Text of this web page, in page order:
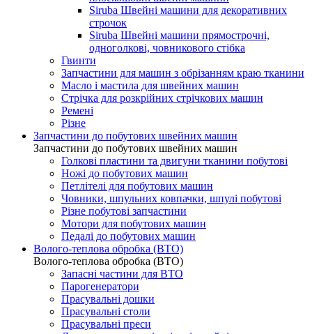
Siruba Швейні машини для декоративних
строчок
Siruba Швейні машини прямострочні,
одноголкові, човникового стібка
Гвинти
Запчастини для машин з обрізанням краю тканини
Масло і мастила для швейних машин
Стрічка для розкрійних стрічкових машин
Ремені
Різне
Запчастини до побутових швейних машин
Запчастини до побутових швейних машин
Голкові пластини та двигуни тканини побутові
Ножі до побутових машин
Петлітелі для побутових машин
Човники, шпульних ковпачки, шпулі побутові
Різне побутові запчастини
Мотори для побутових машин
Педалі до побутових машин
Волого-теплова обробка (ВТО)
Волого-теплова обробка (ВТО)
Запасні частини для ВТО
Парогенератори
Прасувальні дошки
Прасувальні столи
Прасувальні преси